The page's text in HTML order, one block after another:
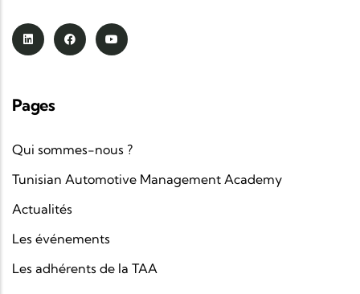
Pages
Qui sommes-nous ?
Tunisian Automotive Management Academy
Actualités
Les événements
Les adhérents de la TAA